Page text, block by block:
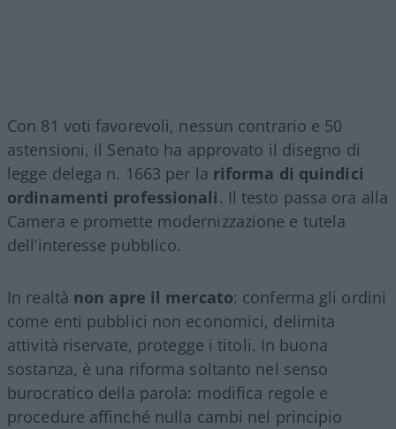
Con 81 voti favorevoli, nessun contrario e 50
astensioni, il Senato ha approvato il disegno di
legge delega n. 1663 per la riforma di quindici
ordinamenti professionali. Il testo passa ora alla
Camera e promette modernizzazione e tutela
dell’interesse pubblico.
In realtà non apre il mercato: conferma gli ordini
come enti pubblici non economici, delimita
attività riservate, protegge i titoli. In buona
sostanza, è una riforma soltanto nel senso
burocratico della parola: modifica regole e
procedure affinché nulla cambi nel principio